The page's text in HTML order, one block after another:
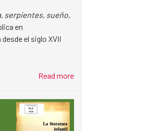
serpientes, sueño,
en
el siglo XVII
Read more